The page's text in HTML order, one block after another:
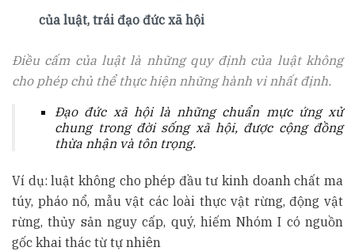
của luật, trái đạo đức xã hội
Điều cấm của luật là những quy định của luật không
cho phép chủ thể thực hiện những hành vi nhất định.
Đạo đức xã hội là những chuẩn mực ứng xử
chung trong đời sống xã hội, được cộng đồng
thừa nhận và tôn trọng.
Ví dụ: luật không cho phép đầu tư kinh doanh chất ma
túy, pháo nổ, mẫu vật các loài thực vật rừng, động vật
rừng, thủy sản nguy cấp, quý, hiếm Nhóm I có nguồn
gốc khai thác từ tự nhiên